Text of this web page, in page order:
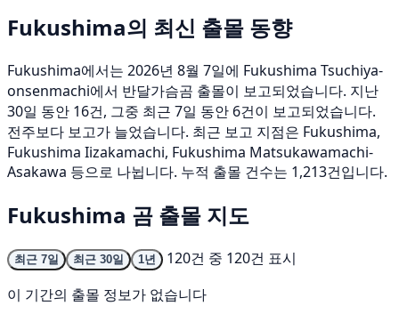
Fukushima의 최신 출몰 동향
Fukushima에서는 2026년 8월 7일에 Fukushima Tsuchiya-
onsenmachi에서 반달가슴곰 출몰이 보고되었습니다. 지난
30일 동안 16건, 그중 최근 7일 동안 6건이 보고되었습니다.
전주보다 보고가 늘었습니다. 최근 보고 지점은 Fukushima,
Fukushima Iizakamachi, Fukushima Matsukawamachi-
Asakawa 등으로 나뉩니다. 누적 출몰 건수는 1,213건입니다.
Fukushima 곰 출몰 지도
최근 7일 최근 30일 1년
120건 중 120건 표시
이 기간의 출몰 정보가 없습니다